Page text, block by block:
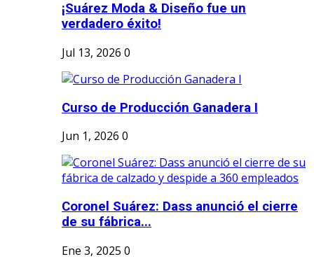
¡Suárez Moda & Diseño fue un
verdadero éxito!
Jul 13, 2026 0
Curso de Producción Ganadera I
Jun 1, 2026 0
Coronel Suárez: Dass anunció el cierre
de su fábrica...
Ene 3, 2025 0